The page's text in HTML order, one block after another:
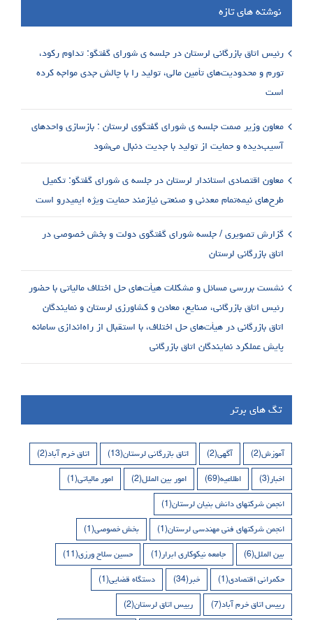
نوشته های تازه
رئیس اتاق بازرگانی لرستان در جلسه ی شورای گفتگو: تداوم رکود،
تورم و محدودیت‌های تأمین مالی، تولید را با چالش جدی مواجه کرده
است
معاون وزیر صمت جلسه ی شورای گفتگوی لرستان : بازسازی واحدهای
آسیب‌دیده و حمایت از تولید با جدیت دنبال می‌شود
معاون اقتصادی استاندار لرستان در جلسه ی شورای گفتگو: تکمیل
طرح‌های نیمه‌تمام معدنی و صنعتی نیازمند حمایت ویژه ایمیدرو است
گزارش تصویری / جلسه شورای گفتگوی دولت و بخش خصوصی در
اتاق بازرگانی لرستان
نشست بررسی مسائل و مشکلات هیأت‌های حل اختلاف مالیاتی با حضور
رئیس اتاق بازرگانی، صنایع، معادن و کشاورزی لرستان و نمایندگان
اتاق بازرگانی در هیأت‌های حل اختلاف، با استقبال از راه‌اندازی سامانه
پایش عملکرد نمایندگان اتاق بازرگانی
تگ های برتر
آموزش(2) آگهی(2) اتاق بازرگانی لرستان(13) اتاق خرم آباد(2)
اخبار(3) اطلاعیه(69) امور بین الملل(2) امور مالیاتی(1)
انجمن شرکتهای دانش بنیان لرستان(1)
انجمن شرکتهای فنی مهندسی لرستان(1) بخش خصوصی(1)
بین الملل(6) جامعه نیکوکاری ابرار(1) حسین سلاح ورزی(11)
حکمرانی اقتصادی(1) خبر(34) دستگاه قضایی(1)
رییس اتاق خرم آباد(7) رییس اتاق لرستان(2)